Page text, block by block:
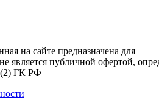
на сайте предназначена для
является публичной офертой,
(2) ГК РФ